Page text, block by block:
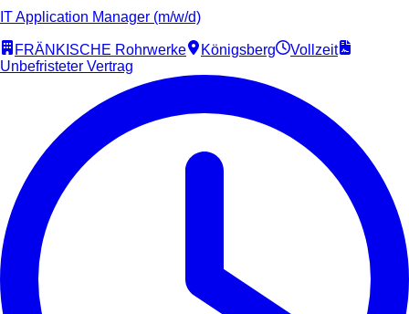
IT Application Manager (m/w/d)
FRÄNKISCHE Rohrwerke Königsberg
Vollzeit
Unbefristeter Vertrag